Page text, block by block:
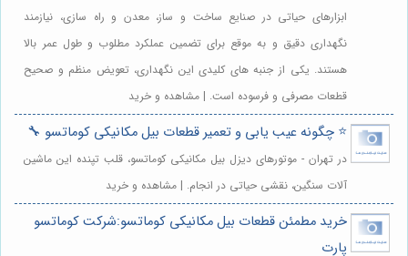
ابزارهای حیاتی در صنایع ساخت و ساز، معدن و راه سازی، نیازمند
نگهداری دقیق و به موقع برای تضمین عملکرد مطلوب و طول عمر بالا
هستند. یکی از جنبه های کلیدی این نگهداری، تعویض منظم و صحیح
قطعات مصرفی و فرسوده است. | مشاهده و خرید
⭐️ چگونه عیب یابی و تعمیر قطعات بیل مکانیکی کوماتسو 🔧
در تهران - موتورهای دیزل بیل مکانیکی کوماتسو، قلب تپنده این ماشین
آلات سنگین، نقشی حیاتی در انجام. | مشاهده و خرید
خرید مطمئن قطعات بیل مکانیکی کوماتسو:شرکت کوماتسو
پارت